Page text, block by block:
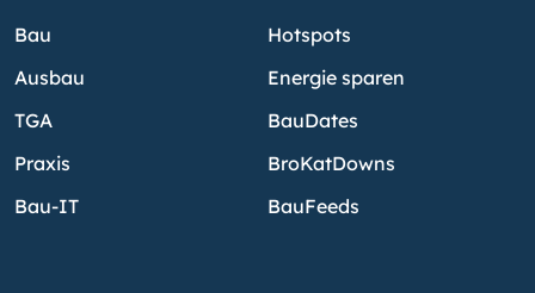
Bau
Ausbau
TGA
Praxis
Bau-IT
Hotspots
Energie sparen
BauDates
BroKatDowns
BauFeeds